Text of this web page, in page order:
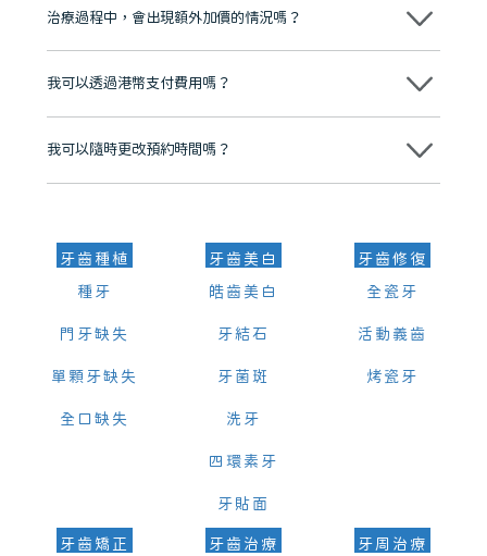
市市民極高的口碑評價及信任推薦 珠海、深圳設有八大分院，香港亦設
有咨詢及服務保障中心，有任何問題都可以隨時預約免費咨詢，讓人十
治療過程中，會出現額外加價的情況嗎？
不會，治療前我們會詳細說明治療方案及對應的價錢，顧客同意並簽字
我可以透過港幣支付費用嗎？
可以。維港口腔會按照當日匯率轉算收取費用，而匯率會及時告知客人
我可以隨時更改預約時間嗎？
可以，請盡早通過wechat或whatsapp聯絡我們，告知我們你原本預約
牙齒種植
種牙
門牙缺失
單顆牙缺失
全口缺失
牙齒美白
皓齒美白
牙結石
牙菌斑
洗牙
四環素牙
牙貼面
牙齒修復
全瓷牙
活動義齒
烤瓷牙
牙齒矯正
牙齒治療
牙周治療